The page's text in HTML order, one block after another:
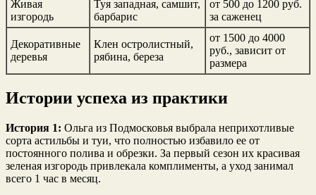
Живая
изгородь
Туя западная, самшит,
барбарис
от 500 до 1200 руб.
за саженец
Декоративные
деревья
Клен остролистный,
рябина, береза
от 1500 до 4000
руб., зависит от
размера
Истории успеха из практики
История 1: Ольга из Подмосковья выбрала неприхотливые
сорта астильбы и туи, что полностью избавило ее от
постоянного полива и обрезки. За первый сезон их красивая
зеленая изгородь привлекала комплименты, а уход занимал
всего 1 час в месяц.